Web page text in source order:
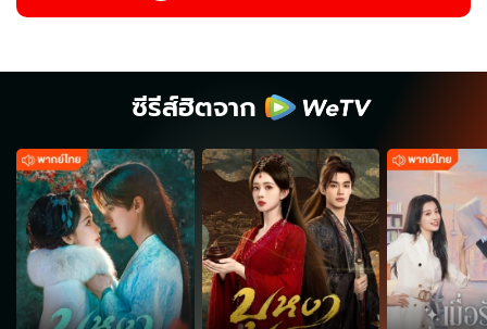
ซีรีส์ฮิตจาก